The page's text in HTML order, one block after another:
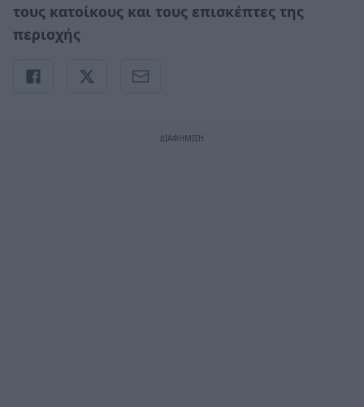
τους κατοίκους και τους επισκέπτες της
περιοχής